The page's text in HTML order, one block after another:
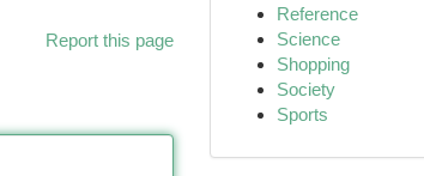
Report this page
Reference
Science
Shopping
Society
Sports